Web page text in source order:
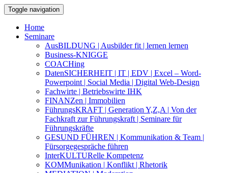
Skip
to
content
Open
Sidebar
ff | Akademie
Toggle navigation
Home
Seminare
AusBILDUNG | Ausbilder fit | lernen lernen
Business-KNIGGE
COACHing
DatenSICHERHEIT | IT | EDV | Excel – Word-
Powerpoint | Social Media | Digital Web-Design
Fachwirte | Betriebswirte IHK
FINANZen | Immobilien
FührungsKRAFT | Generation Y,Z,A | Von der
Fachkraft zur Führungskraft | Seminare für
Führungskräfte
GESUND FÜHREN | Kommunikation & Team |
Fürsorgegespräche führen
InterKULTURelle Kompetenz
KOMMunikation | Konflikt | Rhetorik